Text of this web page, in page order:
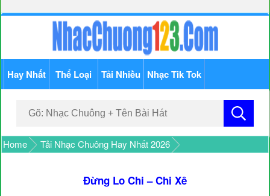
Hay Nhất Thể Loại Tải Nhiều Nhạc Tik Tok
Home Tải Nhạc Chuông Hay Nhất 2026
Đừng Lo Chi – Chi Xê